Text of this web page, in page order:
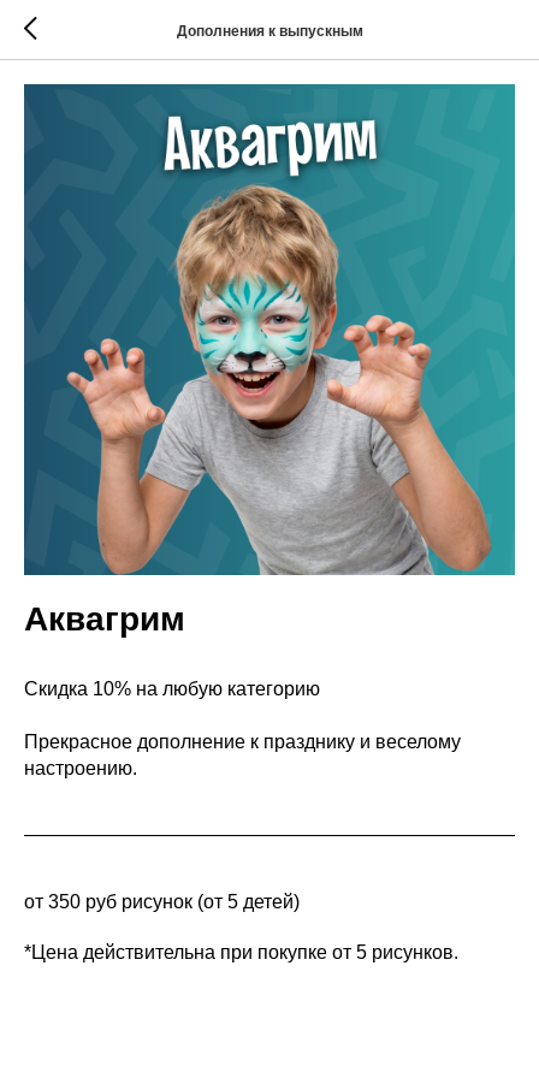
Дополнения к выпускным
Аквагрим
Скидка 10% на любую категорию
Прекрасное дополнение к празднику и веселому
настроению.
от 350 руб рисунок (от 5 детей)
*Цена действительна при покупке от 5 рисунков.